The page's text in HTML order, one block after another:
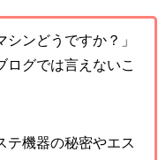
ンどうですか？」
ログでは言えないこ
テ機器の秘密やエス